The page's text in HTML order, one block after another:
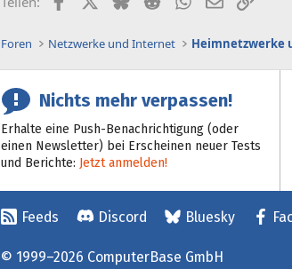
Foren Netzwerke und Internet Heimnetzwerke
Nichts mehr verpassen!
Erhalte eine Push-Benachrichtigung (oder
einen Newsletter) bei Erscheinen neuer Tests
und Berichte: Jetzt anmelden!
Feeds Discord Bluesky
© 1999–2026 ComputerBase GmbH